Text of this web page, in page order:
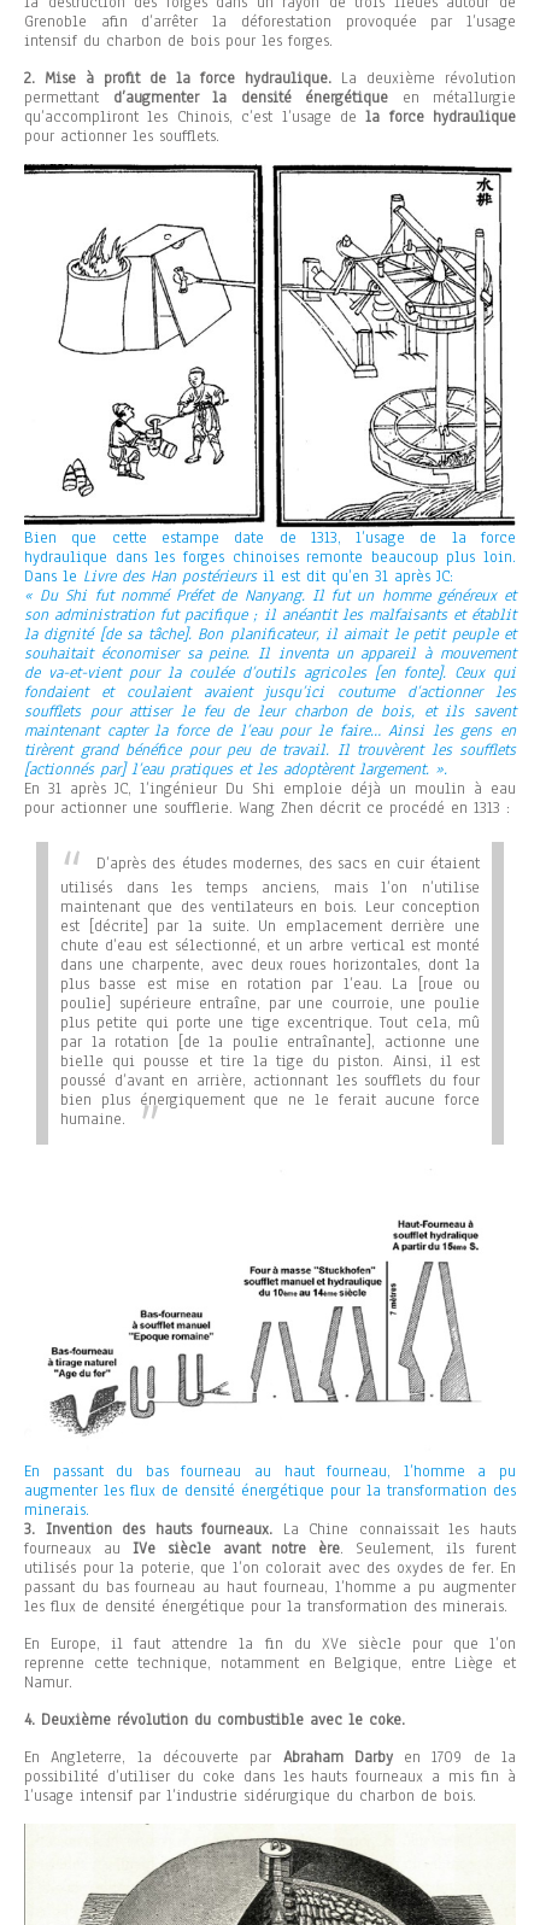
Grenoble afin d’arrêter la déforestation provoquée par l’usage
intensif du charbon de bois pour les forges.
2. Mise à profit de la force hydraulique. La deuxième révolution
permettant d’augmenter la densité énergétique en métallurgie
qu’accompliront les Chinois, c’est l’usage dela force hydraulique
pour actionner les soufflets.
Bien que cette estampe date de 1313, l’usage de la force
hydraulique dans les forges chinoises remonte beaucoup plus loin.
Dans le Livre des Han postérieursil est dit qu’en 31 après JC:
« Du Shi fut nommé Préfet de Nanyang. Il fut un homme généreux et
son administration fut pacifique ; il anéantit les malfaisants et établit
la dignité [de sa tâche]. Bon planificateur, il aimait le petit peuple et
souhaitait économiser sa peine. Il inventa un appareil à mouvement
de va-et-vient pour la coulée d’outils agricoles [en fonte]. Ceux qui
fondaient et coulaient avaient jusqu’ici coutume d’actionner les
soufflets pour attiser le feu de leur charbon de bois, et ils savent
maintenant capter la force de l’eau pour le faire… Ainsi les gens en
tirèrent grand bénéfice pour peu de travail. Il trouvèrent les soufflets
[actionnés par] l’eau pratiques et les adoptèrent largement. ».
En 31 après JC, l’ingénieur Du Shi emploie déjà un moulin à eau
pour actionner une soufflerie. Wang Zhen décrit ce procédé en 1313 :
D’après des études modernes, des sacs en cuir étaient
utilisés dans les temps anciens, mais l’on n’utilise
maintenant que des ventilateurs en bois. Leur conception
est [décrite] par la suite. Un emplacement derrière une
chute d’eau est sélectionné, et un arbre vertical est monté
dans une charpente, avec deux roues horizontales, dont la
plus basse est mise en rotation par l’eau. La [roue ou
poulie] supérieure entraîne, par une courroie, une poulie
plus petite qui porte une tige excentrique. Tout cela, mû
par la rotation [de la poulie entraînante], actionne une
bielle qui pousse et tire la tige du piston. Ainsi, il est
poussé d’avant en arrière, actionnant les soufflets du four
bien plus énergiquement que ne le ferait aucune force
humaine.
En passant du bas fourneau au haut fourneau, l’homme a pu
augmenter les flux de densité énergétique pour la transformation des
minerais.
3. Invention des hauts fourneaux. La Chine connaissait les hauts
fourneaux au IVe siècle avant notre ère. Seulement, ils furent
utilisés pour la poterie, que l’on colorait avec des oxydes de fer. En
passant du bas fourneau au haut fourneau, l’homme a pu augmenter
les flux de densité énergétique pour la transformation des minerais.
En Europe, il faut attendre la fin du XVe siècle pour que l’on
reprenne cette technique, notamment en Belgique, entre Liège et
Namur.
4. Deuxième révolution du combustible avec le coke.
En Angleterre, la découverte par Abraham Darbyen 1709 de la
possibilité d’utiliser du coke dans les hauts fourneaux a mis fin à
l’usage intensif par l’industrie sidérurgique du charbon de bois.